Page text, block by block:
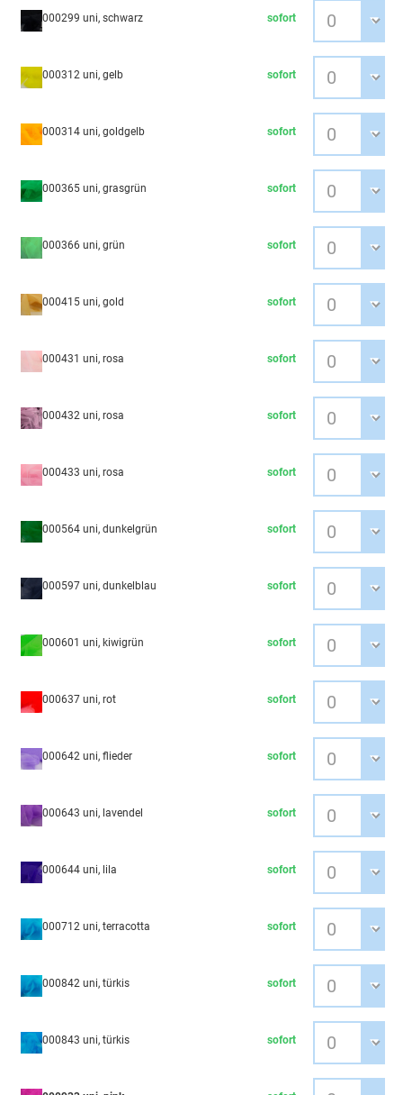
000299 uni, schwarz sofort
000312 uni, gelb sofort
000314 uni, goldgelb sofort
000365 uni, grasgrün sofort
000366 uni, grün sofort
000415 uni, gold sofort
000431 uni, rosa sofort
000432 uni, rosa sofort
000433 uni, rosa sofort
000564 uni, dunkelgrün sofort
000597 uni, dunkelblau sofort
000601 uni, kiwigrün sofort
000637 uni, rot sofort
000642 uni, flieder sofort
000643 uni, lavendel sofort
000644 uni, lila sofort
000712 uni, terracotta sofort
000842 uni, türkis sofort
000843 uni, türkis sofort